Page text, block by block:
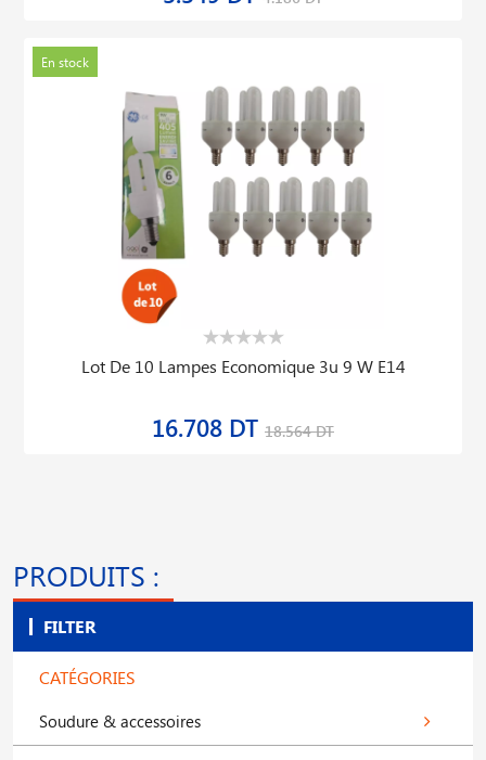
FILTER
CATÉGORIES
Soudure & accessoires
En stock
Lot De 10 Lampes Economique U3 20w b22
34.808 DT 38.675 DT
PRODUITS :